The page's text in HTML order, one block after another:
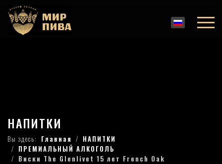
НАПИТКИ
Вы здесь: Главная
НАПИТКИ
ПРЕМИАЛЬНЫЙ АЛКОГОЛЬ
Виски The Glenlivet 15 лет French Oak